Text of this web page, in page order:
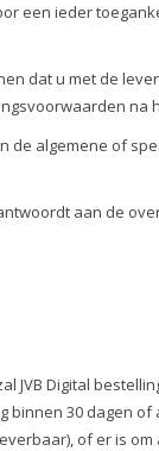
een ieder
dat u met de
na
de algemene of
aan de
JVB Digital
30 dagen
of er is